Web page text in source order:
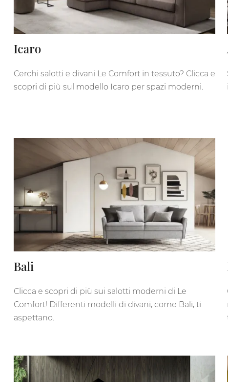
Icaro
Cerchi salotti e divani Le Comfort in tessuto? Clicca e
scopri di più sul modello Icaro per spazi moderni.
Bali
Clicca e scopri di più sui salotti moderni di Le
Comfort! Differenti modelli di divani, come Bali, ti
aspettano.